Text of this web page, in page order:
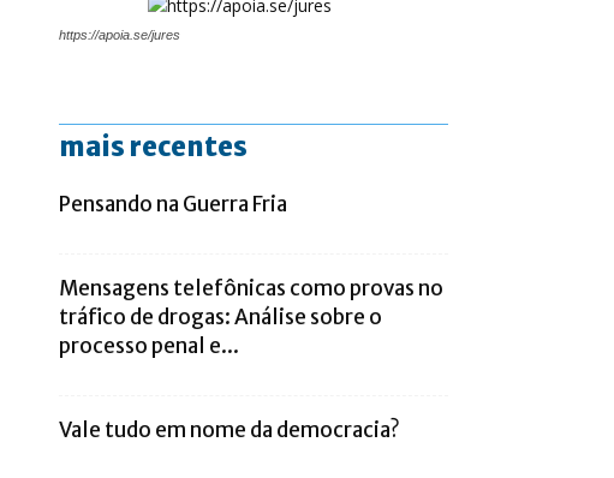
https://apoia.se/jures
mais recentes
Pensando na Guerra Fria
Mensagens telefônicas como provas no
tráfico de drogas: Análise sobre o
processo penal e...
Vale tudo em nome da democracia?